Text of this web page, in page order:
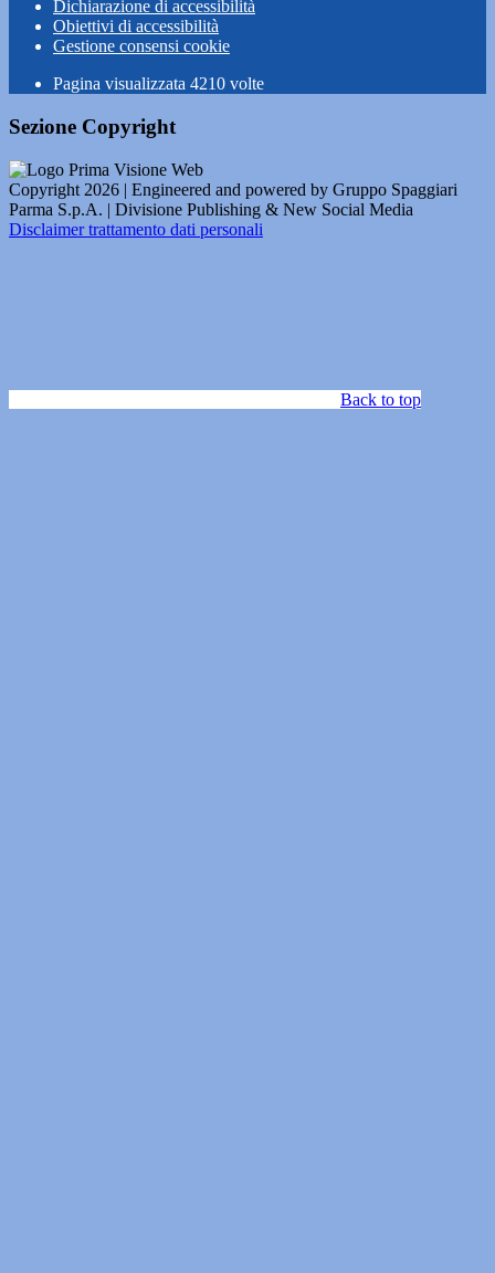
Dichiarazione di accessibilità
Obiettivi di accessibilità
Gestione consensi cookie
Pagina visualizzata 4210 volte
Sezione Copyright
Copyright 2026 | Engineered and powered by Gruppo Spaggiari
Parma S.p.A. | Divisione Publishing & New Social Media
Disclaimer trattamento dati personali
Back to top